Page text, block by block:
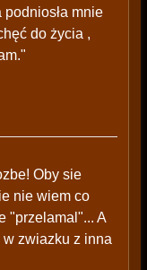
podniosła mnie
do życia ,
Oby sie
nie wiem co
"przelamal"... A
zwiazku z inna